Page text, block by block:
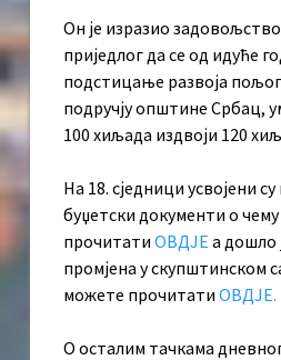
Он је изразио
приједлог да се од идуће
подстицање развоја
подручју општине Србац,
100 хиљада издвоји 120
На 18. сједници усвојени
буџетски документи о
прочитати ОВДЈЕ а дошло
промјена у скупштинском
можете прочитати ОВДЈЕ.
О осталим тачкама